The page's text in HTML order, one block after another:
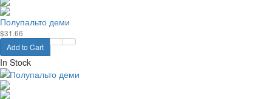
Полупальто деми
$31.66
Add to Cart
In Stock